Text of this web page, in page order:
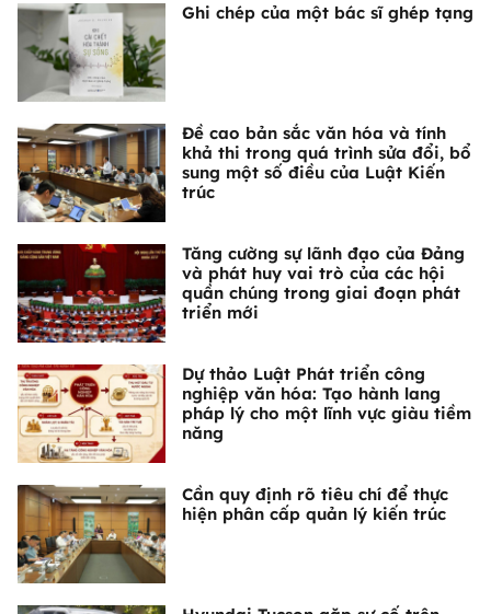
Ghi chép của một bác sĩ ghép tạng
Đề cao bản sắc văn hóa và tính
khả thi trong quá trình sửa đổi, bổ
sung một số điều của Luật Kiến
trúc
Tăng cường sự lãnh đạo của Đảng
và phát huy vai trò của các hội
quần chúng trong giai đoạn phát
triển mới
Dự thảo Luật Phát triển công
nghiệp văn hóa: Tạo hành lang
pháp lý cho một lĩnh vực giàu tiềm
năng
Cần quy định rõ tiêu chí để thực
hiện phân cấp quản lý kiến trúc